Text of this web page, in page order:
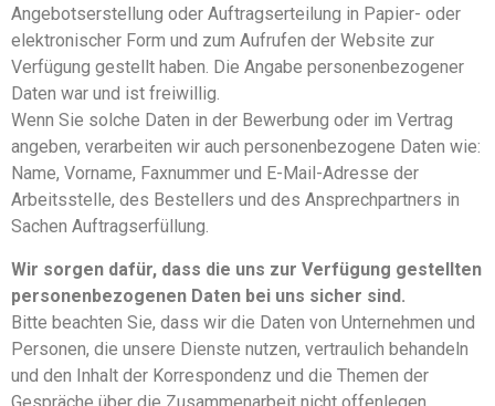
Angebotserstellung oder Auftragserteilung in Papier- oder
elektronischer Form und zum Aufrufen der Website zur
Verfügung gestellt haben. Die Angabe personenbezogener
Daten war und ist freiwillig.
Wenn Sie solche Daten in der Bewerbung oder im Vertrag
angeben, verarbeiten wir auch personenbezogene Daten wie:
Name, Vorname, Faxnummer und E-Mail-Adresse der
Arbeitsstelle, des Bestellers und des Ansprechpartners in
Sachen Auftragserfüllung.
Wir sorgen dafür, dass die uns zur Verfügung gestellten
personenbezogenen Daten bei uns sicher sind.
Bitte beachten Sie, dass wir die Daten von Unternehmen und
Personen, die unsere Dienste nutzen, vertraulich behandeln
und den Inhalt der Korrespondenz und die Themen der
Gespräche über die Zusammenarbeit nicht offenlegen.